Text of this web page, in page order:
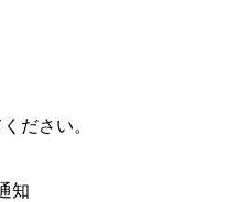
ださい。
知